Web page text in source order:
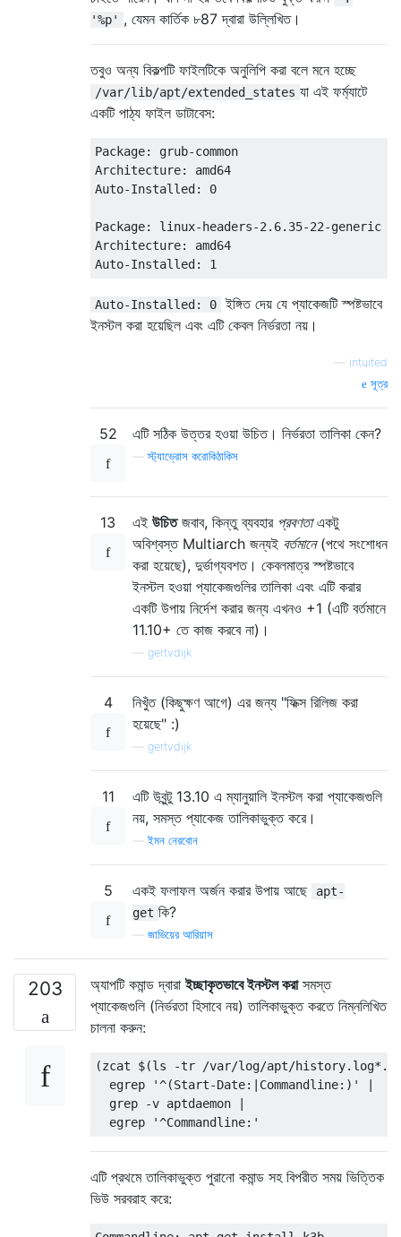
'%p' , যেমন কার্তিক ৮87 দ্বারা উল্লিখিত।
তবুও অন্য বিকল্পটি ফাইলটিকে অনুলিপি করা বলে মনে হচ্ছে
/var/lib/apt/extended_states যা এই ফর্ম্যাটে
একটি পাঠ্য ফাইল ডাটাবেস:
Package: grub-common
Architecture: amd64
Auto-Installed: 0
Package: linux-headers-2.6.35-22-generic
Architecture: amd64
Auto-Installed: 0 ইঙ্গিত দেয় যে প্যাকেজটি স্পষ্টভাবে
ইনস্টল করা হয়েছিল এবং এটি কেবল নির্ভরতা নয়।
intuited
সূত্র
52 এটি সঠিক উত্তর হওয়া উচিত। নির্ভরতা তালিকা কেন?
—স্ট্যাভ্রোস করোকিঠাকিস
13 এই উচিতজবাব, কিন্তু ব্যবহার প্রবণতাএকটু
অবিশ্বস্ত Multiarch জন্যই বর্তমানে(পথে সংশোধন
করা হয়েছে), দুর্ভাগ্যবশত। কেবলমাত্র স্পষ্টভাবে
ইনস্টল হওয়া প্যাকেজগুলির তালিকা এবং এটি করার
একটি উপায় নির্দেশ করার জন্য এখনও +1 (এটি বর্তমানে
11.10+ তে কাজ করবে না)।
gertvdijk
4
নিখুঁত (কিছুক্ষণ আগে) এর জন্য "ফিক্স রিলিজ করা
হয়েছে" :)
gertvdijk
11
এটি উবুন্টু 13.10 এ ম্যানুয়ালি ইনস্টল করা প্যাকেজগুলি
নয়, সমস্ত প্যাকেজ তালিকাভুক্ত করে।
—ইমন নেরবোন
5 একই ফলাফল অর্জন করার উপায় আছে
apt-
get কি?
জাভিয়ের আরিয়াস
203 অ্যাপটি কমান্ড দ্বারাইচ্ছাকৃতভাবে ইনস্টল করাসমস্ত
প্যাকেজগুলি (নির্ভরতা হিসাবে নয়) তালিকাভুক্ত করতে নিম্নলিখিত
চালনা করুন:
(zcat $(ls -tr /var/log/apt/
  egrep '^(Start-Date:|Commandline:)' |
  grep -v aptdaemon |
এটি প্রথমে তালিকাভুক্ত পুরানো কমান্ড সহ বিপরীত সময় ভিত্তিক
ভিউ সরবরাহ করে: